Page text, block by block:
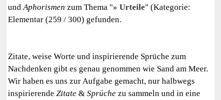
undAphorismen zum Thema " Urteile" (Kategorie:
Elementar (259 / 300) gefunden.
Zitate, weise Worte und inspirierende Sprüche zum
Nachdenken gibt es genau genommen wie Sand am Meer.
Wir haben es uns zur Aufgabe gemacht, nur halbwegs
inspirierendeZitate &Sprüche zu sammeln und in eine